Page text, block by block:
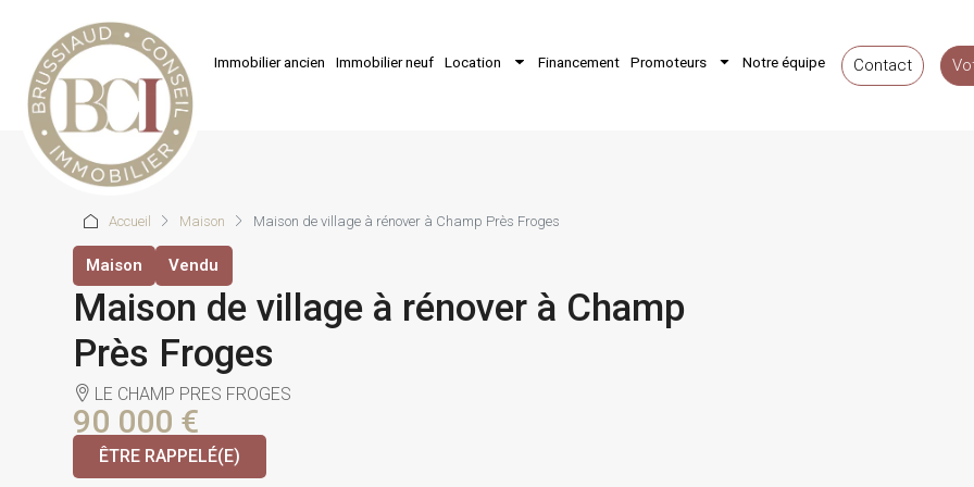
Immobilier ancien Immobilier neuf Location Financement Promoteurs Notre équipe Contact
Accueil Maison Maison de village à rénover à Champ Près Froges
Maison Vendu
Maison de village à rénover à Champ
Près Froges
LE CHAMP PRES FROGES
90 000 €
ÊTRE RAPPELÉ(E)